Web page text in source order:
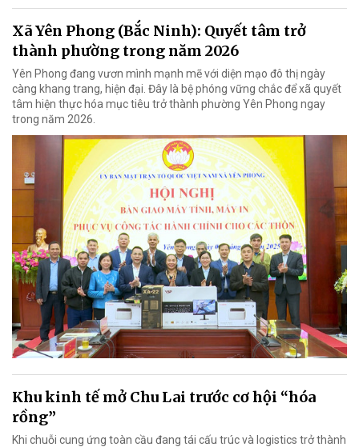
Xã Yên Phong (Bắc Ninh): Quyết tâm trở
thành phường trong năm 2026
Yên Phong đang vươn mình mạnh mẽ với diện mạo đô thị ngày
càng khang trang, hiện đại. Đây là bệ phóng vững chắc để xã quyết
tâm hiện thực hóa mục tiêu trở thành phường Yên Phong ngay
trong năm 2026.
Khu kinh tế mở Chu Lai trước cơ hội “hóa
rồng”
Khi chuỗi cung ứng toàn cầu đang tái cấu trúc và logistics trở thành